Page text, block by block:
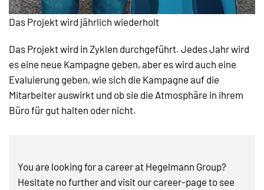
Das Projekt wird jährlich wiederholt
Das Projekt wird in Zyklen durchgeführt. Jedes Jahr wird
es eine neue Kampagne geben, aber es wird auch eine
Evaluierung geben, wie sich die Kampagne auf die
Mitarbeiter auswirkt und ob sie die Atmosphäre in ihrem
Büro für gut halten oder nicht.
You are looking for a career at Hegelmann Group?
Hesitate no further and visit our career-page to see